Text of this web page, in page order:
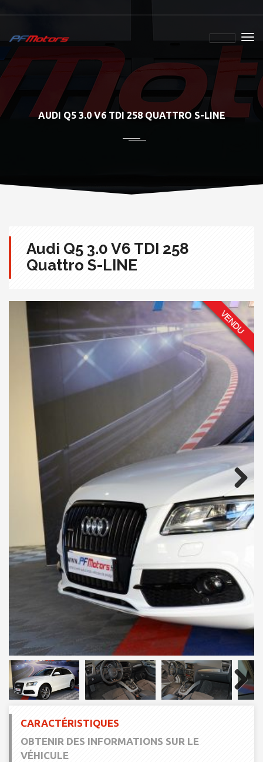
AUDI Q5 3.0 V6 TDI 258 QUATTRO S-LINE
Audi Q5 3.0 V6 TDI 258
Quattro S-LINE
Next
Next
CARACTÉRISTIQUES
OBTENIR DES INFORMATIONS SUR LE
VÉHICULE